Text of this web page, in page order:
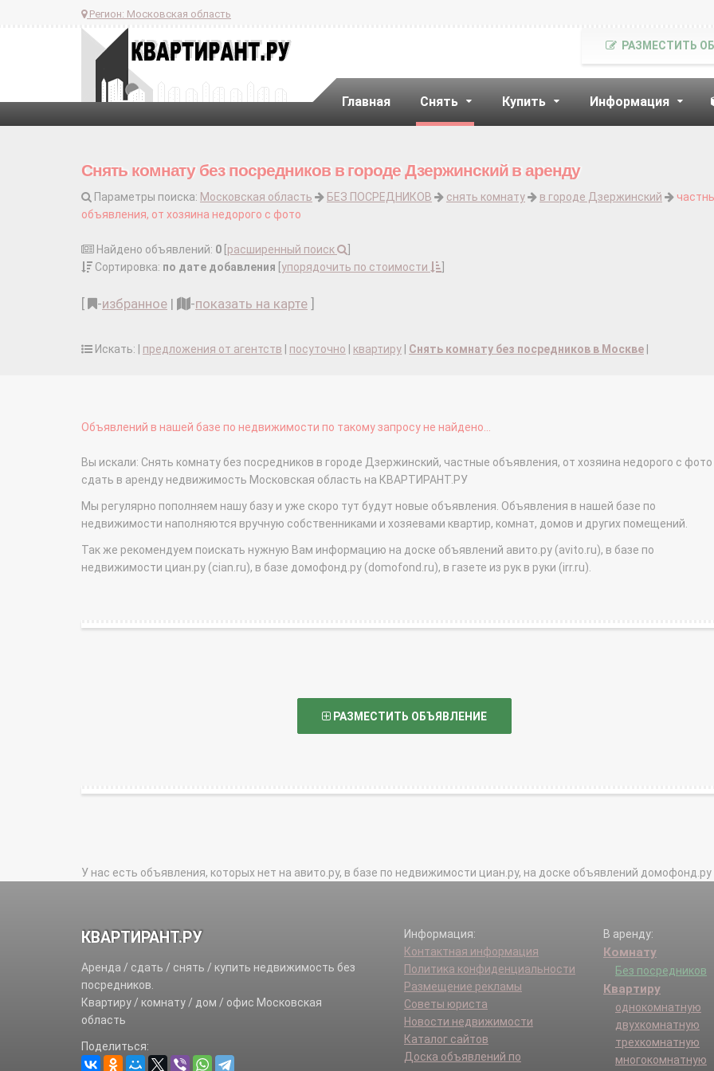
Регион: Московская область
Главная Снять Купить Информация
РАЗМЕСТИТЬ
Снять комнату без посредников в городе Дзержинский в аренду
Параметры поиска: Московская область БЕЗ ПОСРЕДНИКОВ снять комнату в городе Дзержинский
объявления, от хозяина недорого с фото
Найдено объявлений: 0 расширенный поиск
Сортировка: по дате добавления упорядочить по стоимости
-избранное | -показать на карте
Искать: | предложения от агентств посуточно квартиру Снять комнату без посредников в Москве
Объявлений в нашей базе по недвижимости по такому запросу не найдено...
Вы искали: Снять комнату без посредников в городе Дзержинский, частные объявления, от хозяина недорого с фото
сдать в аренду недвижимость Московская область на КВАРТИРАНТ.РУ
Мы регулярно пополняем нашу базу и уже скоро тут будут новые объявления. Объявления в нашей базе по
недвижимости наполняются вручную собственниками и хозяевами квартир, комнат, домов и других помещений.
Так же рекомендуем поискать нужную Вам информацию на доске объявлений авито.ру (avito.ru), в базе по
недвижимости циан.ру (cian.ru), в базе домофонд.ру (domofond.ru), в газете из рук в руки (irr.ru).
РАЗМЕСТИТЬ ОБЪЯВЛЕНИЕ
У нас есть объявления, которых нет на авито.ру, в базе по недвижимости циан.ру, на доске объявлений домофонд.ру
КВАРТИРАНТ.РУ
Аренда / сдать / снять / купить недвижимость без
посредников.
Квартиру / комнату / дом / офис Московская
область
Поделиться:
Информация:
Контактная информация
Политика конфиденциальности
Размещение рекламы
Советы юриста
Новости недвижимости
Каталог сайтов
Доска объявлений по
В аренду:
Комнату
Без посредников
Квартиру
однокомнатную
двухкомнатную
трехкомнатную
многокомнатную